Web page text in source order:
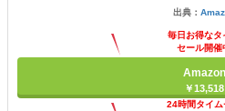
出典：
毎日お得なタ
セール開催
Amazon
￥13,518
24時間タイム